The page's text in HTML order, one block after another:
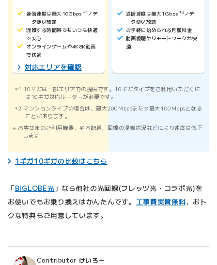
通信速度は最大10Gbps ＊1 ／デ
ータ使い放題
混雑する時間帯でもいつも快適
で安心
オンラインゲームや4K8K動画
で快適
対応エリアを確認
通信速度は最大1Gbps ＊2 ／デ
ータ使い放題
お手軽に始められる月額料金
動画視聴やリモートワークが快
適
1 10ギガは一部エリアでの提供です。10ギガタイプをご利用いただくに
は10ギガ対応ルーターが必要です。
2 マンションタイプの場合は、最大200Mbpsまたは最大100Mbpsとなる
ことがあります。
お客さまのご利用機器、宅内配線、回線の混雑状況などにより速度は低下
します
1ギガ10ギガの比較はこちら
「BIGLOBE光 」なら他社の光回線(フレッツ光・コラボ光)を
お使いでもお乗り換えはかんたんです。 工事費実質無料、おト
クな特典もご用意しています。
Contributor けいろー